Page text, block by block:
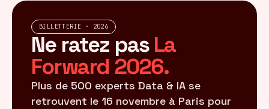
BILLETTERIE · 2026
Ne ratez pas La
Forward 2026.
Plus de 500 experts Data & IA se
retrouvent le 16 novembre à Paris pour